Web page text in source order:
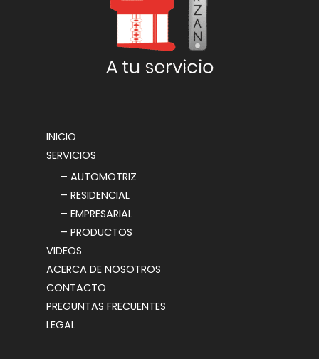
INICIO
SERVICIOS
– AUTOMOTRIZ
– RESIDENCIAL
– EMPRESARIAL
– PRODUCTOS
VIDEOS
ACERCA DE NOSOTROS
CONTACTO
PREGUNTAS FRECUENTES
LEGAL